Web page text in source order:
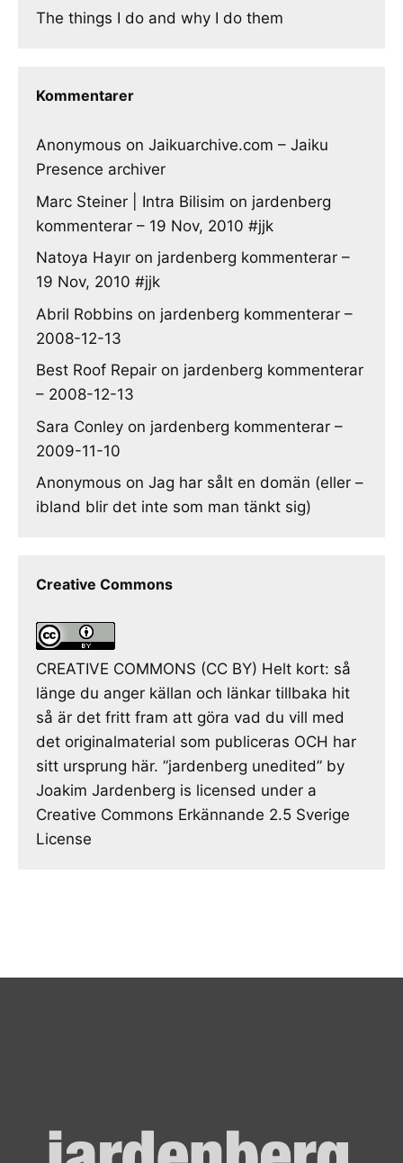
The things I do and why I do them
Kommentarer
Anonymous on Jaikuarchive.com – Jaiku
Presence archiver
Marc Steiner | Intra Bilisim on jardenberg
kommenterar – 19 Nov, 2010 #jjk
Natoya Hayır on jardenberg kommenterar –
19 Nov, 2010 #jjk
Abril Robbins on jardenberg kommenterar –
2008-12-13
Best Roof Repair on jardenberg kommenterar
– 2008-12-13
Sara Conley on jardenberg kommenterar –
2009-11-10
Anonymous on Jag har sålt en domän (eller –
ibland blir det inte som man tänkt sig)
Creative Commons
CREATIVE COMMONS (CC BY) Helt kort: så
länge du anger källan och länkar tillbaka hit
så är det fritt fram att göra vad du vill med
det originalmaterial som publiceras OCH har
sitt ursprung här. ”jardenberg unedited” by
Joakim Jardenberg is licensed under a
Creative Commons Erkännande 2.5 Sverige
License